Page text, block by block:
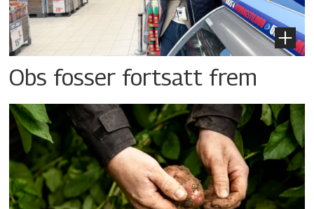
Obs fosser fortsatt frem